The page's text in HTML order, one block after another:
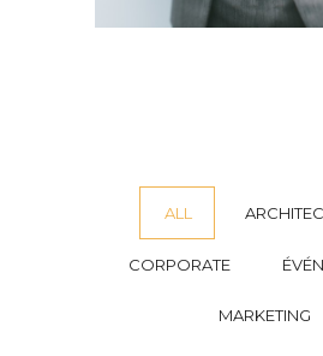
ALL
CORPORATE
MARKETING